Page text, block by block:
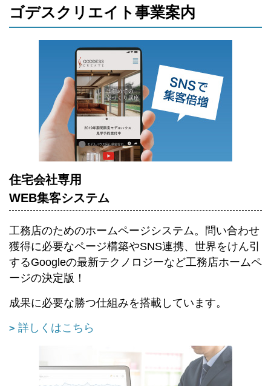
ゴデスクリエイト事業案内
住宅会社専用
WEB集客システム
工務店のためのホームページシステム。 問い合わせ
獲得に必要なページ構築やSNS連携、世界をけん引
するGoogleの最新テクノロジーなど工務店ホームペ
ージの決定版！
成果に必要な勝つ仕組みを搭載しています。
詳しくはこちら